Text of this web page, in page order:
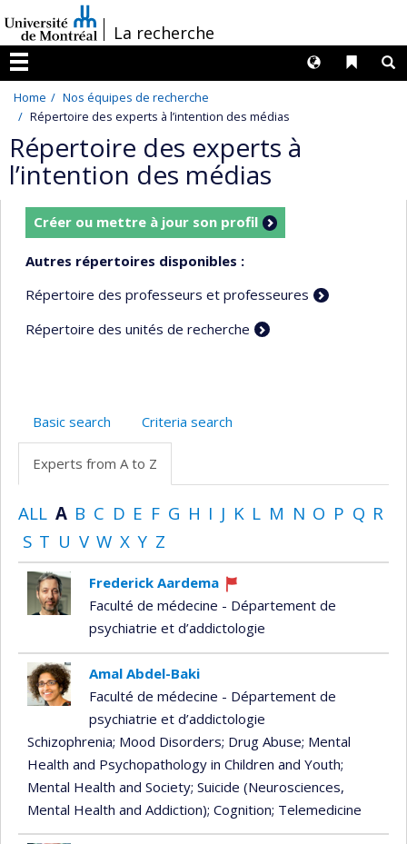
au
contenu
/La recherche
Menu
Liens
Langues
Home
Nos équipes de recherche
Répertoire des experts à l’intention des médias
Répertoire des experts à
l’intention des médias
Créer ou mettre à jour son profil
Autres répertoires disponibles :
Répertoire des professeurs et professeures
Répertoire des unités de recherche
Basic search Criteria search
Experts from A to Z
ALL A B C D E F G H I J K L M N O P Q R
S T U V W X Y Z
Frederick Aardema
Currently
recruiting
Faculté de médecine - Département de
psychiatrie et d’addictologie
Amal Abdel-Baki
Faculté de médecine - Département de
psychiatrie et d’addictologie
Schizophrenia; Mood Disorders; Drug Abuse; Mental
Health and Psychopathology in Children and Youth;
Mental Health and Society; Suicide (Neurosciences,
Mental Health and Addiction); Cognition; Telemedicine